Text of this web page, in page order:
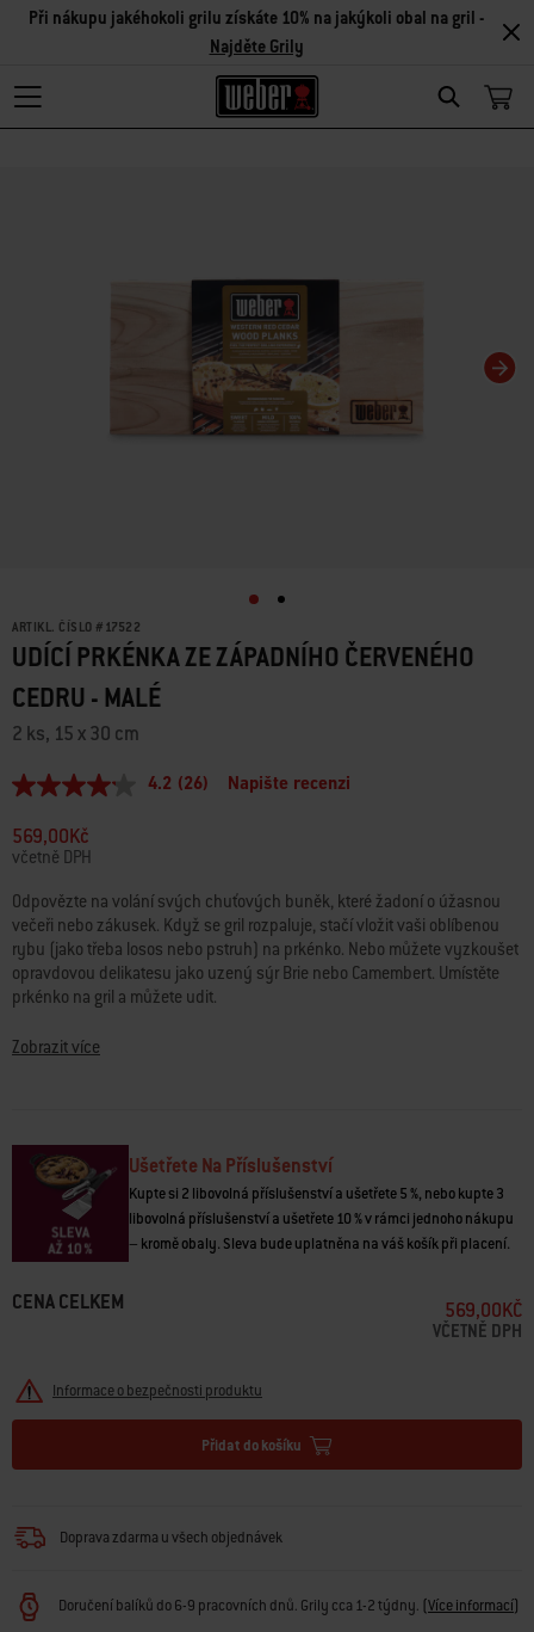
Search
Při nákupu jakéhokoli grilu získáte 10% na jakýkoli obal na gril -
Najděte Grily
ARTIKL. ČÍSLO # 17522
UDÍCÍ PRKÉNKA ZE ZÁPADNÍHO ČERVENÉHO
CEDRU - MALÉ
2 ks, 15 x 30 cm
Průměrné
4.2
z
5
hvězdiček.
Read
26
Reviews.
Stejný
odkaz
na
4.2 (26) Napište recenzi
569,00Kč
včetně DPH
Odpovězte na volání svých chuťových buněk, které žadoní o úžasnou
večeři nebo zákusek. Když se gril rozpaluje, stačí vložit vaši oblíbenou
rybu (jako třeba losos nebo pstruh) na prkénko. Nebo můžete vyzkoušet
opravdovou delikatesu jako uzený sýr Brie nebo Camembert. Umístěte
prkénko na gril a můžete udit.
Zobrazit více
Ušetřete Na Příslušenství
Kupte si 2 libovolná příslušenství a ušetřete 5 %, nebo kupte 3
libovolná příslušenství a ušetřete 10 % v rámci jednoho nákupu
– kromě obaly. Sleva bude uplatněna na váš košík při placení.
CENA CELKEM 569,00KČ
VČETNĚ DPH
Informace o bezpečnosti produktu
Přidat do košíku
Doprava zdarma u všech objednávek
Doručení balíků do 6-9 pracovních dnů. Grily cca 1-2 týdny. (Více informací)